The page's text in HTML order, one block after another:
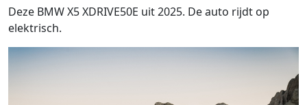
Deze BMW X5 XDRIVE50E uit 2025. De auto rijdt op
elektrisch.